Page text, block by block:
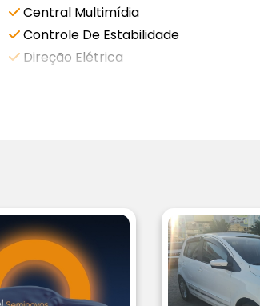
Central Multimídia
Controle De Estabilidade
Direção Elétrica